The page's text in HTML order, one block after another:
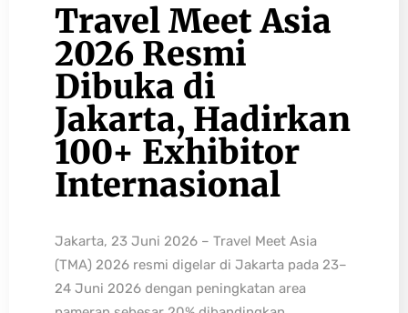
Travel Meet Asia
2026 Resmi
Dibuka di
Jakarta, Hadirkan
100+ Exhibitor
Internasional
Jakarta, 23 Juni 2026 – Travel Meet Asia
(TMA) 2026 resmi digelar di Jakarta pada 23–
24 Juni 2026 dengan peningkatan area